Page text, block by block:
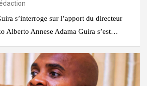
s’interroge sur l’apport du directeur
Alberto Annese Adama Guira s’est…